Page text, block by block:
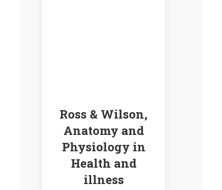
Ross & Wilson,
Anatomy and
Physiology in
Health and
illness